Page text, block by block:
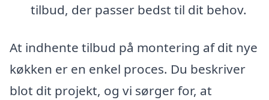
tilbud, der passer bedst til dit behov.
At indhente tilbud på montering af dit nye
køkken er en enkel proces. Du beskriver
blot dit projekt, og vi sørger for, at